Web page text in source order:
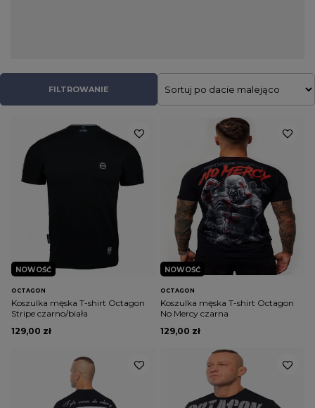
charakterem.FILTROWANIE
NOWOŚĆ
OCTAGON
Koszulka męska T-shirt Octagon
Stripe czarno/biała
129,00 zł
NOWOŚĆ
OCTAGON
Koszulka męska T-shirt Octagon
No Mercy czarna
129,00 zł